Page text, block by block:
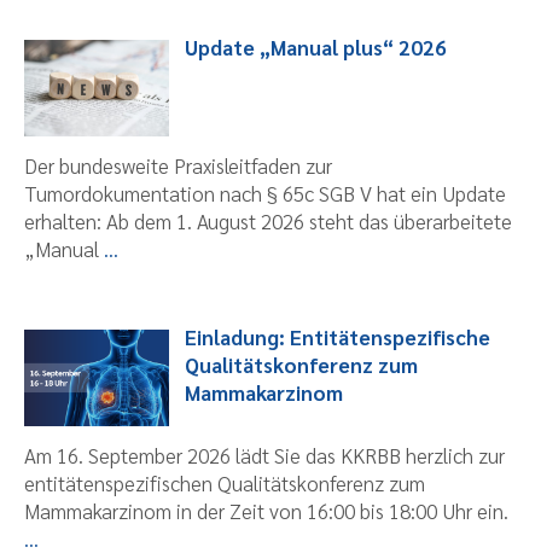
Update „Manual plus“ 2026
Der bundesweite Praxisleitfaden zur
Tumordokumentation nach § 65c SGB V hat ein Update
erhalten: Ab dem 1. August 2026 steht das überarbeitete
„Manual ...
Einladung: Entitätenspezifische
Qualitätskonferenz zum
Mammakarzinom
Am 16. September 2026 lädt Sie das KKRBB herzlich zur
entitätenspezifischen Qualitätskonferenz zum
Mammakarzinom in der Zeit von 16:00 bis 18:00 Uhr ein.
...